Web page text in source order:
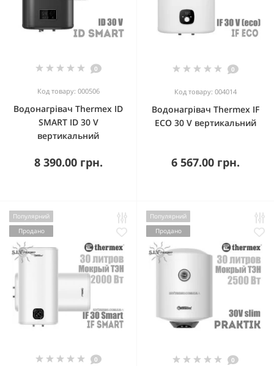
0
Код товару: 000506
Водонагрівач Thermex ID
SMART ID 30 V
вертикальний
8 390.00 грн.
0
Код товару: 004014
Водонагрівач Thermex IF
ECO 30 V вертикальний
6 567.00 грн.
Популярний
Продано
0
Популярний
Продано
0